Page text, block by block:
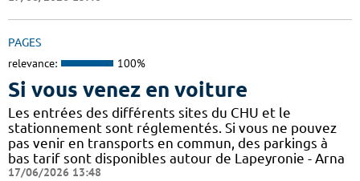
PAGES
relevance: 100%
Si vous venez en voiture
Les entrées des différents sites du CHU et le
stationnement sont réglementés. Si vous ne pouvez
pas venir en transports en commun, des parkings à
bas tarif sont disponibles autour de Lapeyronie - Arna
17/06/2026 13:48